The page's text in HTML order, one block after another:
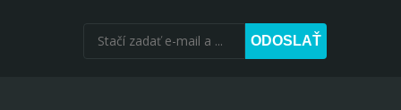
ODOSLAŤ